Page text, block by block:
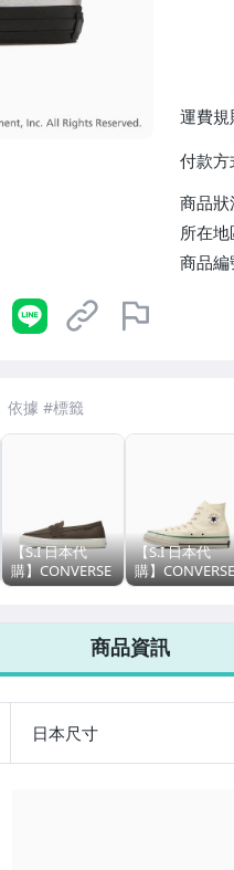
運費規
付款方
商品狀
所在地
商品編
【S.I 日本代
購】CONVERSE
japan CLASSIC
CXP LOAFER
【S.I 日本代
購】CONVERSE
japan ALL STAR
Davis
商品資訊
日本尺寸